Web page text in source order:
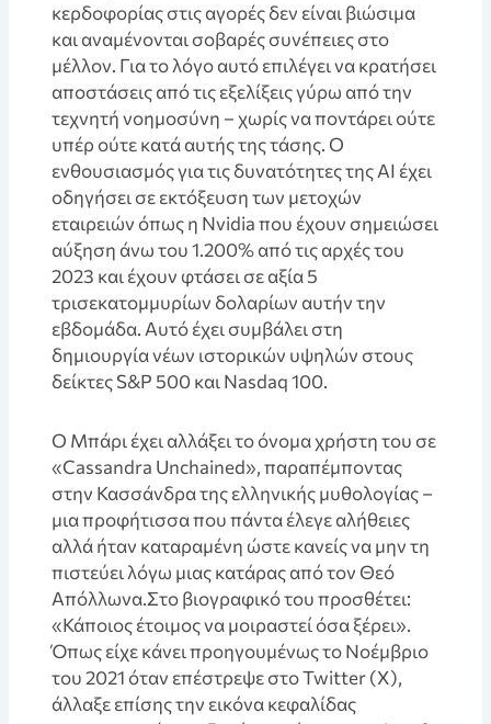
κερδοφορίας στις αγορές δεν είναι βιώσιμα
και αναμένονται σοβαρές συνέπειες στο
μέλλον. Για το λόγο αυτό επιλέγει να κρατήσει
αποστάσεις από τις εξελίξεις γύρω από την
τεχνητή νοημοσύνη – χωρίς να ποντάρει ούτε
υπέρ ούτε κατά αυτής της τάσης. Ο
ενθουσιασμός για τις δυνατότητες της AI έχει
οδηγήσει σε εκτόξευση των μετοχών
εταιρειών όπως η Nvidia που έχουν σημειώσει
αύξηση άνω του 1.200% από τις αρχές του
2023 και έχουν φτάσει σε αξία 5
τρισεκατομμυρίων δολαρίων αυτήν την
εβδομάδα. Αυτό έχει συμβάλει στη
δημιουργία νέων ιστορικών υψηλών στους
δείκτες S&P 500 και Nasdaq 100.
Ο Μπάρι έχει αλλάξει το όνομα χρήστη του σε
«Cassandra Unchained», παραπέμποντας
στην Κασσάνδρα της ελληνικής μυθολογίας –
μια προφήτισσα που πάντα έλεγε αλήθειες
αλλά ήταν καταραμένη ώστε κανείς να μην τη
πιστεύει λόγω μιας κατάρας από τον Θεό
Απόλλωνα.Στο βιογραφικό του προσθέτει:
«Κάποιος έτοιμος να μοιραστεί όσα ξέρει».
Όπως είχε κάνει προηγουμένως το Νοέμβριο
του 2021 όταν επέστρεψε στο Twitter (Χ),
άλλαξε επίσης την εικόνα κεφαλίδας